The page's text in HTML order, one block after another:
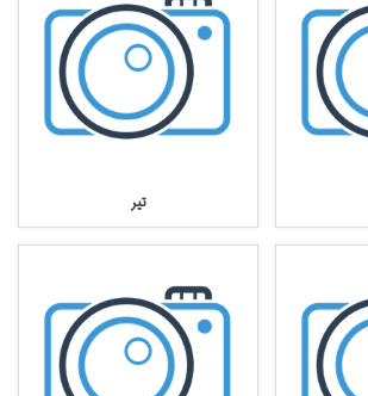
تير